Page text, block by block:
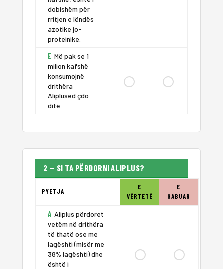
dobishëm për
rritjen e lëndës
azotike jo-
proteinike.
E Më pak se 1
milion kafshë
konsumojnë
drithëra
Aliplused çdo
ditë
2 — SI TA PËRDORNI ALIPLUS?
PYETJA
E
VËRTETË
E
GABUAR
A Aliplus përdoret
vetëm në drithëra
të thatë ose me
lagështi (misër me
38% lagështi) dhe
është i